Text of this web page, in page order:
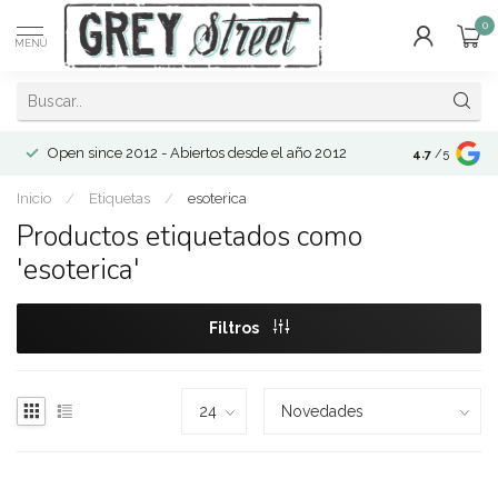
MENÚ
0
Open since 2012 - Abiertos desde el año 2012 4.7 /5
Inicio / Etiquetas / esoterica
Productos etiquetados como
'esoterica'
Filtros